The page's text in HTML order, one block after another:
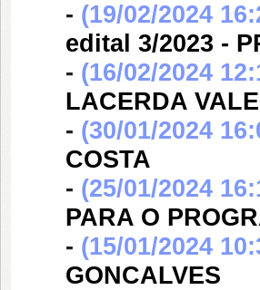
- (19/02/2024
edital 3/2023 -
- (16/02/2024
LACERDA
- (30/01/2024
COSTA
- (25/01/2024
PARA O
- (15/01/2024
GONCALVES